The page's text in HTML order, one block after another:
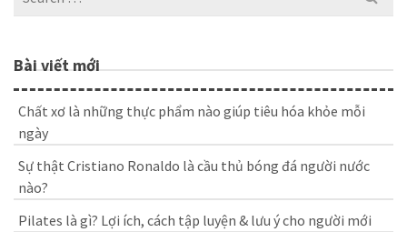
Bài viết mới
Chất xơ là những thực phẩm nào giúp tiêu hóa khỏe mỗi
ngày
Sự thật Cristiano Ronaldo là cầu thủ bóng đá người nước
nào?
Pilates là gì? Lợi ích, cách tập luyện & lưu ý cho người mới